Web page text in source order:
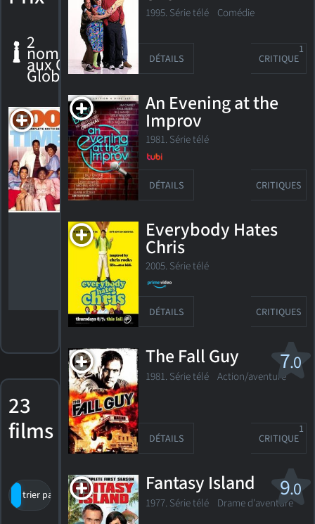
2
nominations
aux Golden
Globes
Good
Times
Nomination,
Golden
Globe 1975
Meilleur
acteur de
télévision
Nomination,
Golden
Globe 1976
Meilleur
acteur de
soutien -
télévision
23
films
trier par titre par cote date de sortie
1995. Série télé Comédie
DÉTAILS CRITIQUE
1
An Evening at the
Improv
1981. Série télé
DÉTAILS CRITIQUES
Everybody Hates
Chris
2005. Série télé
DÉTAILS CRITIQUES
7.0
The Fall Guy
1981. Série télé Action/aventure
DÉTAILS CRITIQUE
1
9.0
Fantasy Island
1977. Série télé Drame d'aventure